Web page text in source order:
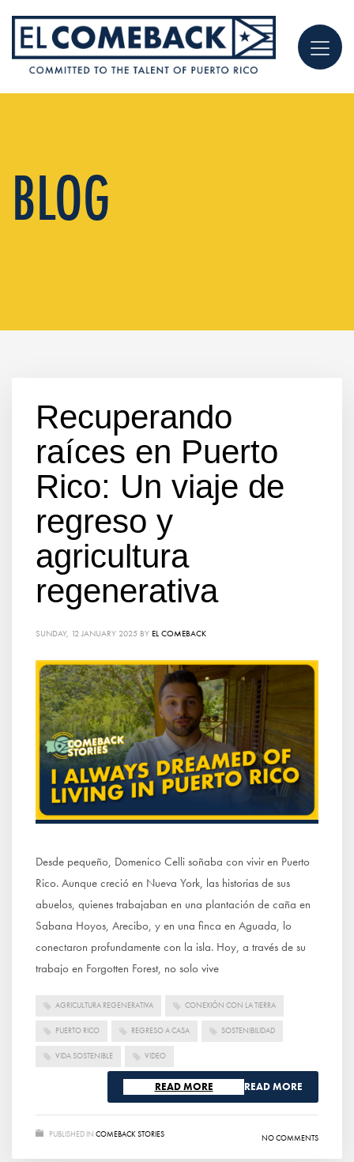
Recuperando
raíces en Puerto
Rico: Un viaje de
regreso y
agricultura
regenerativa
SUNDAY, 12 JANUARY 2025 BY EL COMEBACK
Desde pequeño, Domenico Celli soñaba con vivir en Puerto
Rico. Aunque creció en Nueva York, las historias de sus
abuelos, quienes trabajaban en una plantación de caña en
Sabana Hoyos, Arecibo, y en una finca en Aguada, lo
conectaron profundamente con la isla. Hoy, a través de su
trabajo en Forgotten Forest, no solo vive
AGRICULTURA REGENERATIVA CONEXIÓN CON LA TIERRA
PUERTO RICO REGRESO A CASA SOSTENIBILIDAD
VIDA SOSTENIBLE VIDEO
READ MORE
PUBLISHED IN COMEBACK STORIES NO COMMENTS